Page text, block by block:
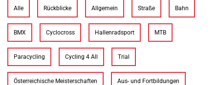
Alle Rückblicke Allgemein Straße Bahn
BMX Cyclocross Hallenradsport MTB
Paracycling Cycling 4 All Trial
Österreichische Meisterschaften Aus- und Fortbildungen